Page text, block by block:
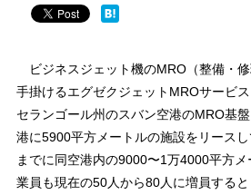
ビジネスジェット機のMRO（整備・
手掛けるエグゼクジェットMROサービ
セランゴール州のスバン空港のMRO基
港に5900平方メートルの施設をリース
までに同空港内の9000〜1万4000平方
業員も現在の50人から80人に増員する